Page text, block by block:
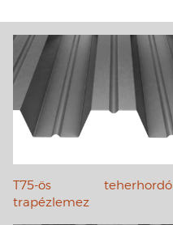
T75-ös teherhordó
trapézlemez